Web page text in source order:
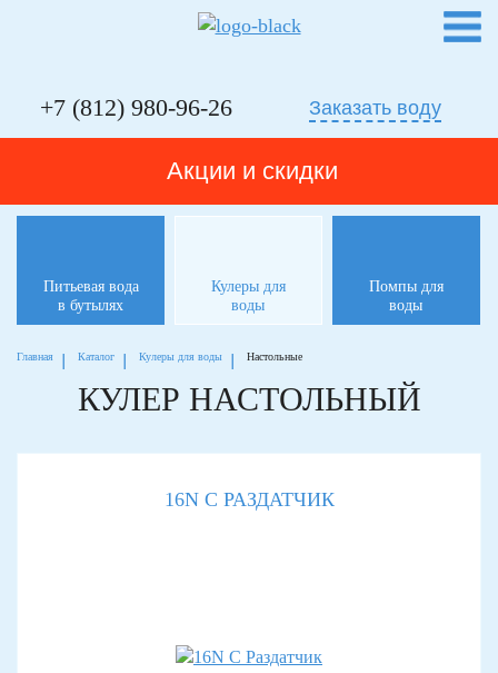
+7 (812) 980-96-26 Заказать воду
Акции и скидки
Питьевая вода
в бутылях
Кулеры для
воды
Помпы для
воды
Главная Каталог Кулеры для воды Настольные
КУЛЕР НАСТОЛЬНЫЙ
16N С РАЗДАТЧИК